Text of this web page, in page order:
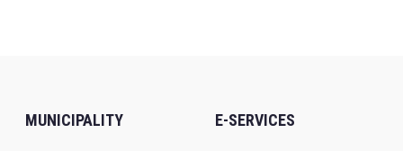
MUNICIPALITY E-SERVICES